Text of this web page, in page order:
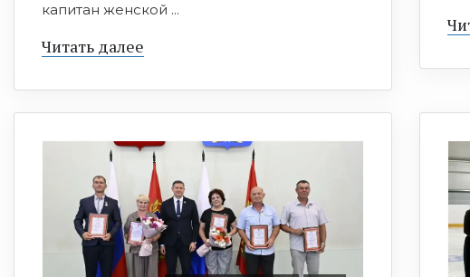
капитан женской ...
Читать далее